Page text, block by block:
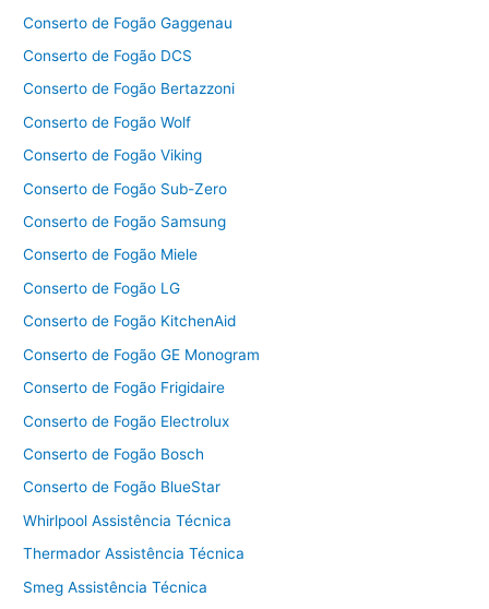
Conserto de Fogão Gaggenau
Conserto de Fogão DCS
Conserto de Fogão Bertazzoni
Conserto de Fogão Wolf
Conserto de Fogão Viking
Conserto de Fogão Sub-Zero
Conserto de Fogão Samsung
Conserto de Fogão Miele
Conserto de Fogão LG
Conserto de Fogão KitchenAid
Conserto de Fogão GE Monogram
Conserto de Fogão Frigidaire
Conserto de Fogão Electrolux
Conserto de Fogão Bosch
Conserto de Fogão BlueStar
Whirlpool Assistência Técnica
Thermador Assistência Técnica
Smeg Assistência Técnica